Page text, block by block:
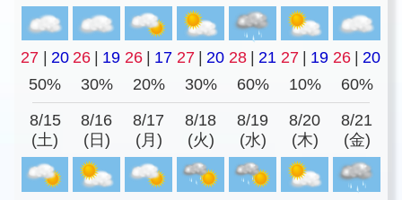
27 20 26 19 26 17 27 20 28 21 27 19 26
20
50%
30% 20% 30% 60% 10% 60%
8/15
(土)
8/16
(日)
8/17
(月)
8/18
(火)
8/19
(水)
8/20
(木)
8/21
(金)